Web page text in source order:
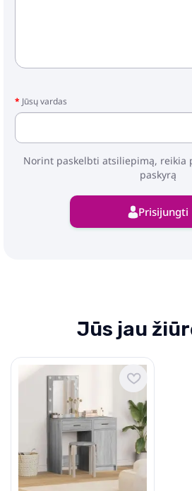
Jūsų vardas
Norint paskelbti atsiliepimą, reikia
paskyrą
Prisijungti
Jūs jau